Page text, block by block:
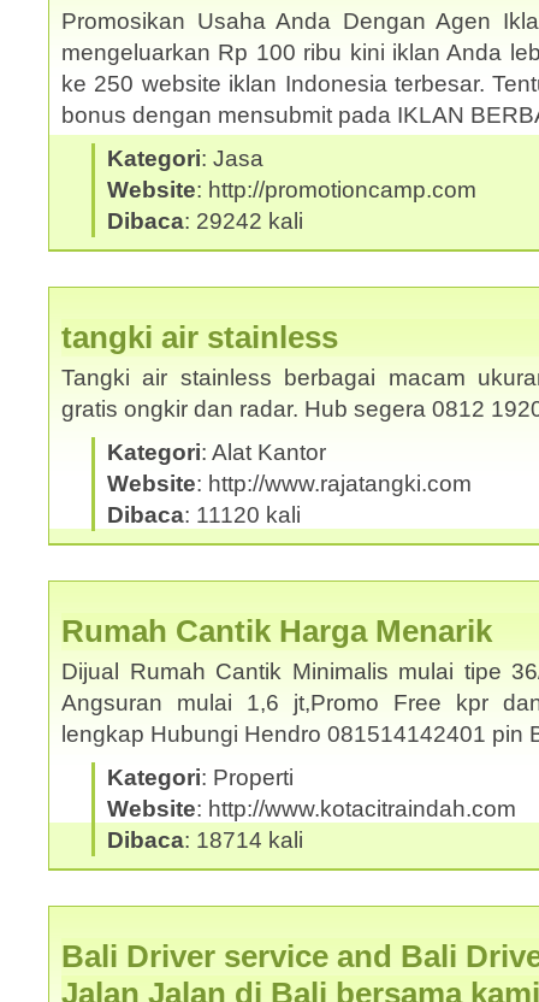
Promosikan Usaha Anda Dengan Agen
mengeluarkan Rp 100 ribu kini iklan Anda
ke 250 website iklan Indonesia terbesar.
bonus dengan mensubmit pada IKLAN
Kategori: Jasa
Website: http://promotioncamp.com
Dibaca: 29242 kali
tangki air stainless
Tangki air stainless berbagai macam
gratis ongkir dan radar. Hub segera 0812
Kategori: Alat Kantor
Website: http://www.rajatangki.com
Dibaca: 11120 kali
Rumah Cantik Harga Menarik
Dijual Rumah Cantik Minimalis mulai tipe
Angsuran mulai 1,6 jt,Promo Free kpr
lengkap Hubungi Hendro 081514142401
Kategori: Properti
Website: http://www.kotacitraindah.com
Dibaca: 18714 kali
Bali Driver service and Bali
Jalan Jalan di Bali bersama kami